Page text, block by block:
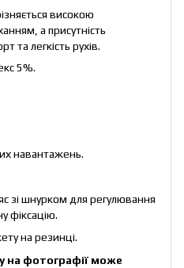
високою
а присутність
та легкість рухів.
5%.
навантажень.
зі шнурком для регулювання
фіксацію.
на резинці.
на фотографії може